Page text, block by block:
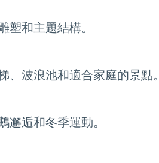
塑和主題結構。
波浪池和適合家庭的景點。
邂逅和冬季運動。